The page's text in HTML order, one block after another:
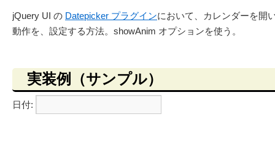
jQuery UI の Datepicker プラグインにおいて、カレンダーを開
動作を、設定する方法。showAnim オプションを使う。
実装例（サンプル）
日付: